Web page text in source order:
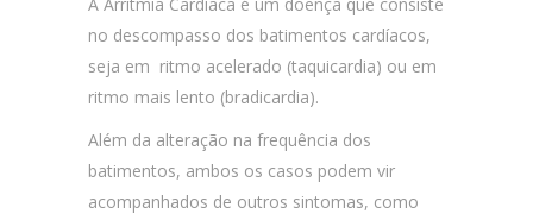
no descompasso dos batimentos cardíacos,
seja em ritmo acelerado (taquicardia) ou em
ritmo mais lento (bradicardia).
Além da alteração na frequência dos
batimentos, ambos os casos podem vir
acompanhados de outros sintomas, como